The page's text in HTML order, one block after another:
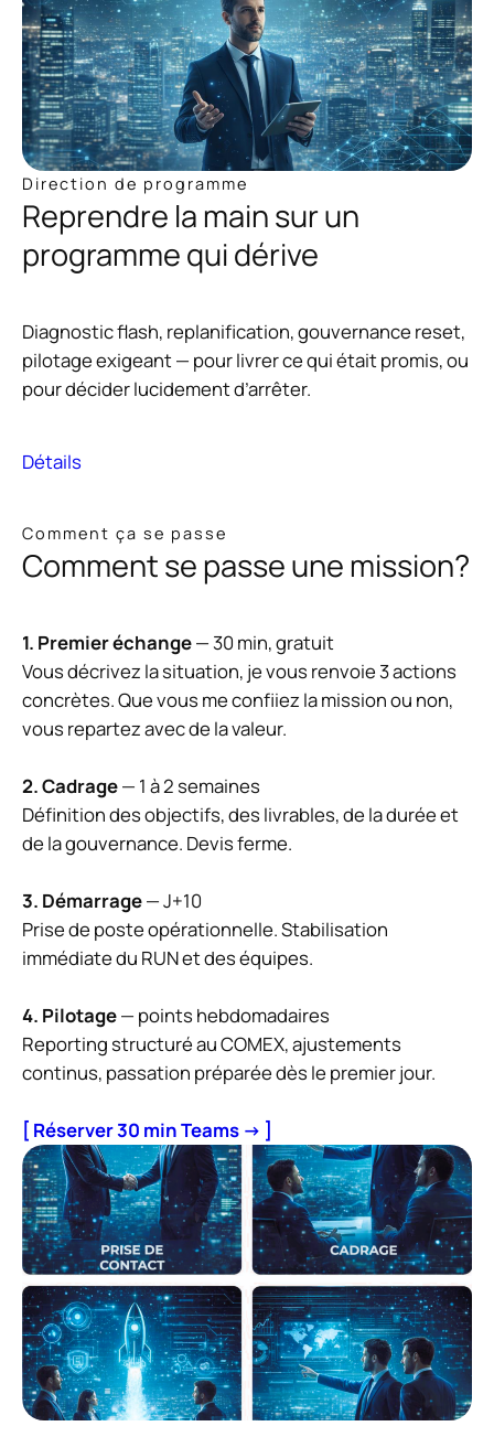
Direction de programme
Reprendre la main sur un
programme qui dérive
Diagnostic flash, replanification, gouvernance reset,
pilotage exigeant — pour livrer ce qui était promis, ou
pour décider lucidement d’arrêter.
Détails
Comment ça se passe
Comment se passe une mission?
1. Premier échange— 30 min, gratuit
Vous décrivez la situation, je vous renvoie 3 actions
concrètes. Que vous me confiiez la mission ou non,
vous repartez avec de la valeur.
2. Cadrage— 1 à 2 semaines
Définition des objectifs, des livrables, de la durée et
de la gouvernance. Devis ferme.
3. Démarrage— J+10
Prise de poste opérationnelle. Stabilisation
immédiate du RUN et des équipes.
4. Pilotage— points hebdomadaires
Reporting structuré au COMEX, ajustements
continus, passation préparée dès le premier jour.
[ Réserver 30 min Teams → ]